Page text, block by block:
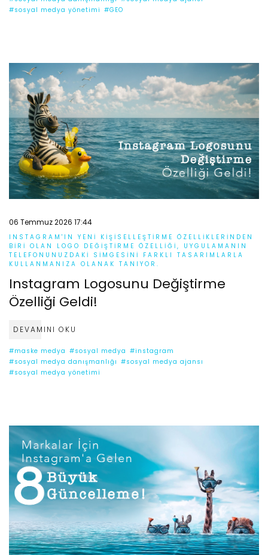
#sosyal medya yönetimi #GEO
06 Temmuz 2026 17:44
INSTAGRAM'IN YENI KIŞISELLEŞTIRME ÖZELLIKLERINDEN
BIRI OLAN LOGO DEĞIŞTIRME ÖZELLIĞI, UYGULAMANIN
TELEFONUNUZDAKI SIMGESINI FARKLI TASARIMLARLA
KULLANMANIZA OLANAK TANIYOR.
Instagram Logosunu Değiştirme
Özelliği Geldi!
DEVAMINI OKU
#maske medya #sosyal medya #instagram
#sosyal medya danışmanlığı #sosyal medya ajansı
#sosyal medya yönetimi